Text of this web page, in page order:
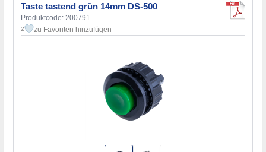
Taste tastend grün 14mm DS-500
Produktcode: 200791
2 zu Favoriten hinzufügen